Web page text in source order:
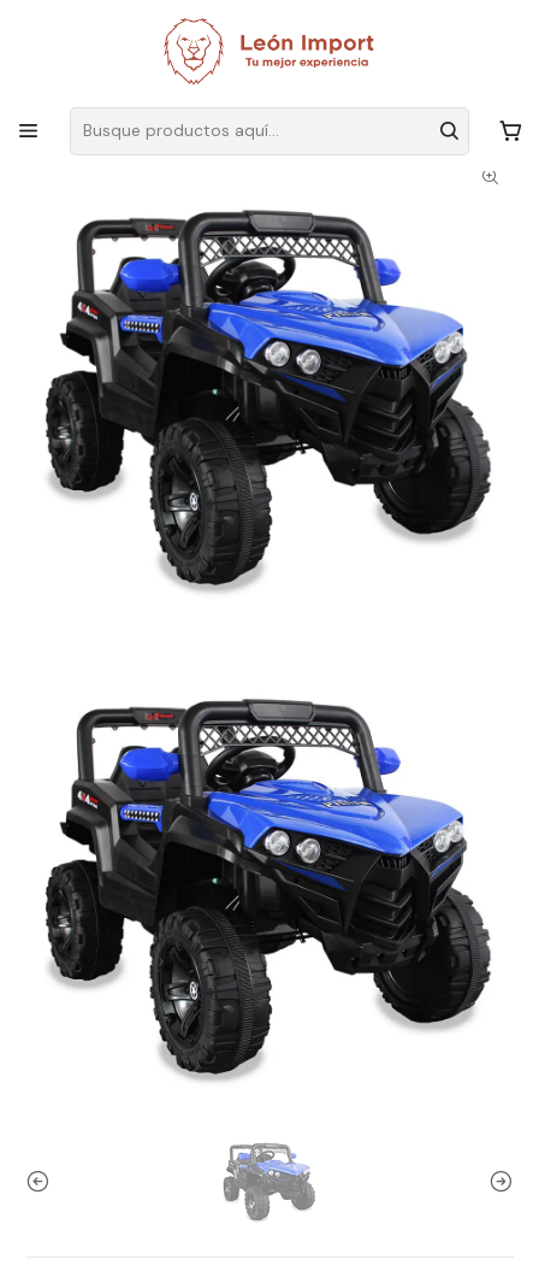
Envíos GRATIS
Juguetes Autos Eléctricos
Auto Electrico Infantil Jeep Con Control Para Niño 4x2